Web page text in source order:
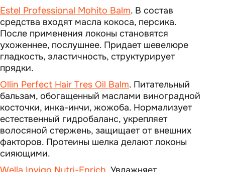
Estel Professional Mohito Balm. В состав
средства входят масла кокоса, персика.
После применения локоны становятся
ухоженнее, послушнее. Придает шевелюре
гладкость, эластичность, структурирует
прядки.
Ollin Perfect Hair Tres Oil Balm. Питательный
бальзам, обогащенный маслами виноградной
косточки, инка-инчи, жожоба. Нормализует
естественный гидробаланс, укрепляет
волосяной стержень, защищает от внешних
факторов. Протеины шелка делают локоны
сияющими.